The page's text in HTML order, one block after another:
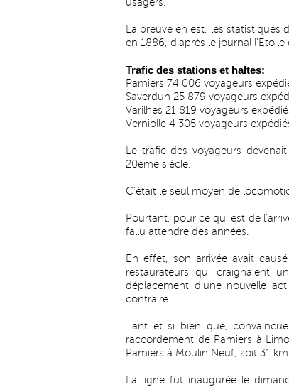
La preuve en est, les
en 1886, d’après le journal l’Etoile
Trafic des stations et haltes:
Pamiers 74 006 voyageurs
Saverdun 25 879 voyageurs
Varilhes 21 819 voyageurs
Verniolle 4 305 voyageurs
Le trafic des voyageurs
20ème siècle.
C'était le seul moyen de
Pourtant, pour ce qui est de
fallu attendre des années.
En effet, son arrivée avait
restaurateurs qui craignaient
déplacement d'une nouvelle
contraire.
Tant et si bien que,
raccordement de Pamiers à
Pamiers à Moulin Neuf, soit 31
La ligne fut inaugurée le